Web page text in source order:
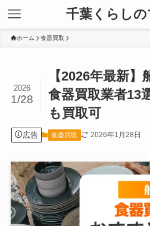
千葉くらし
ホーム 食器買取
【2026年最新
食器買取業者13
も買取可
2026
1/28
広告 食器買取 2026年1月28日